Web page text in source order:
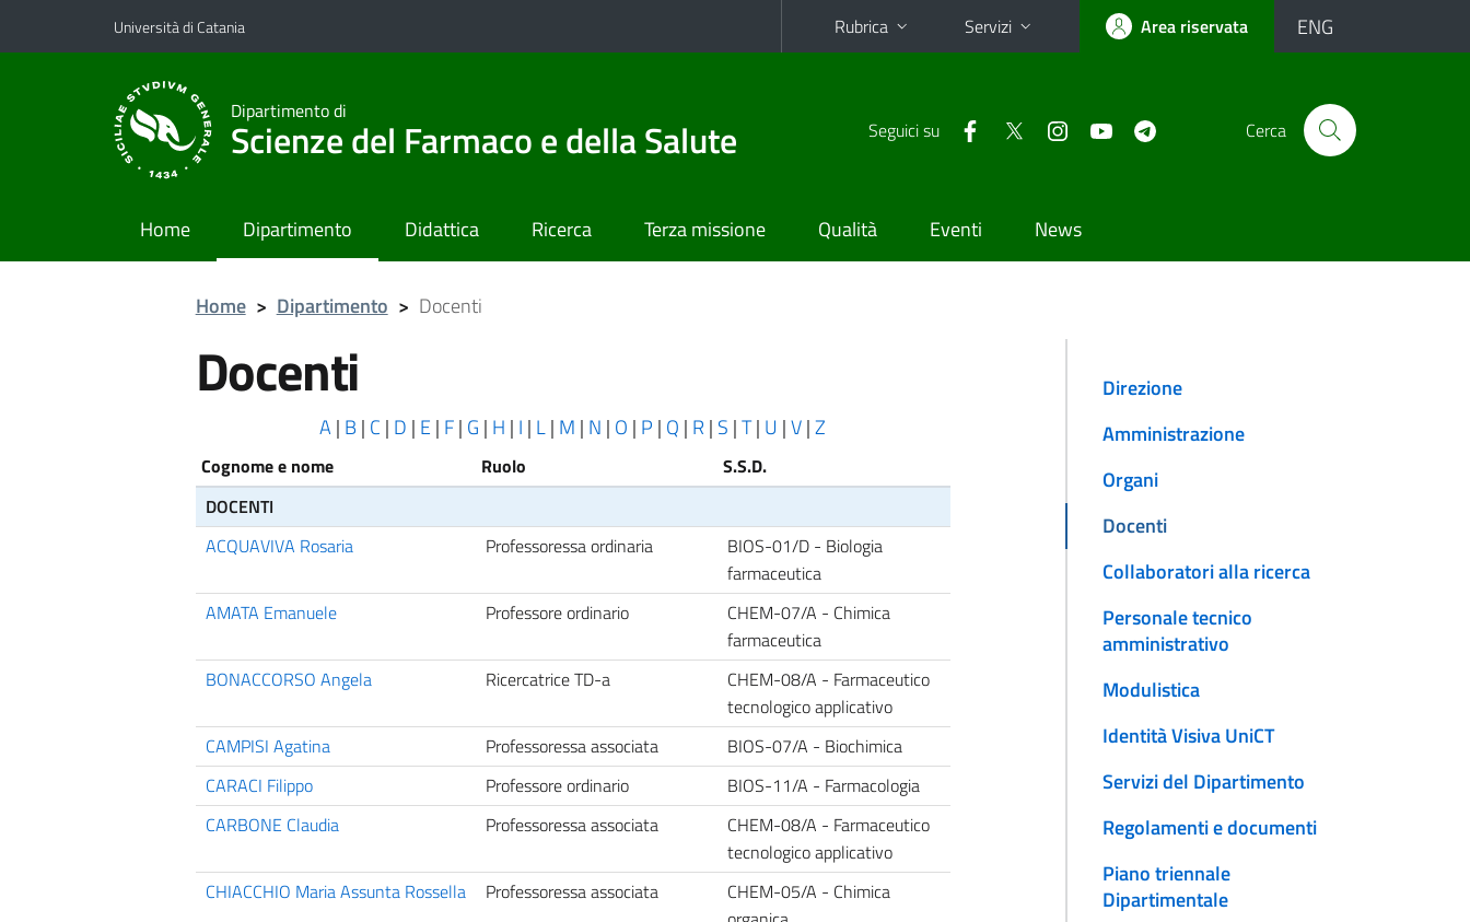
Vai al contenuto principale
Vai al menu di navigazione
Università di Catania Rubrica Servizi Area riservata ENG
Dipartimento di
Scienze del Farmaco e della Salute Seguici su Cerca
Home Dipartimento Didattica Ricerca Terza missione Qualità Eventi News
Home > Dipartimento > Docenti
Docenti
A| B | C | D | E | F| G | H | I | L| M | N | O | P | Q | R | S |T| U |V|Z
DOCENTI
Cognome e nome Ruolo S.S.D.
ACQUAVIVA Rosaria Professoressa ordinaria
BIOS-01/D - Biologia
farmaceutica
AMATA Emanuele
Professore ordinario
CHEM-07/A - Chimica
farmaceutica
BONACCORSO Angela
Ricercatrice TD-a
CHEM-08/A - Farmaceutico
tecnologico applicativo
CAMPISI Agatina
Professoressa associata
BIOS-07/A - Biochimica
CARACI Filippo
Professore ordinario
BIOS-11/A - Farmacologia
CARBONE Claudia
Professoressa associata
CHEM-08/A - Farmaceutico
tecnologico applicativo
CHIACCHIO Maria Assunta Rossella
Professoressa associata
CHEM-05/A - Chimica
Direzione
Amministrazione
Organi
Docenti
Collaboratori alla ricerca
Personale tecnico
amministrativo
Modulistica
Identità Visiva UniCT
Servizi del Dipartimento
Regolamenti e documenti
Piano triennale
Dipartimentale